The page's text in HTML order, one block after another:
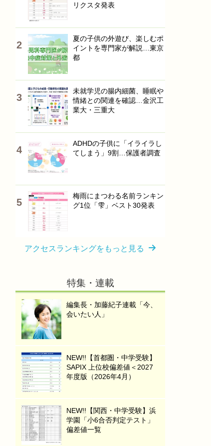
リクスタ発表
夏の子供の外遊び、楽しむポ
イントを専門家が解説…東京
都
未就学児の腸内細菌、睡眠や
情緒との関連を確認…金沢工
業大・三重大
ADHDの子供に「イライラし
てしまう」9割…保護者調査
梅雨にまつわる名前ランキン
グ1位「雫」ベスト30発表
アクセスランキングをもっと見る
特集・連載
編集長・加藤紀子連載「今、
会いたい人」
NEW!!【首都圏・中学受験】
SAPIX 上位校偏差値＜2027
年度版（2026年4月）
NEW!!【関西・中学受験】浜
学園「小6合否判定テスト」
偏差値一覧